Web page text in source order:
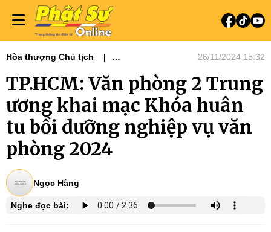
Hòa thượng Chủ tịch
Nổi bật
Tiêu điểm
26/11/2024 15:32
TP.HCM: Văn phòng 2 Trung
ương khai mạc Khóa huân
tu bồi dưỡng nghiệp vụ văn
phòng 2024
Ngọc Hằng
Nghe đọc bài: